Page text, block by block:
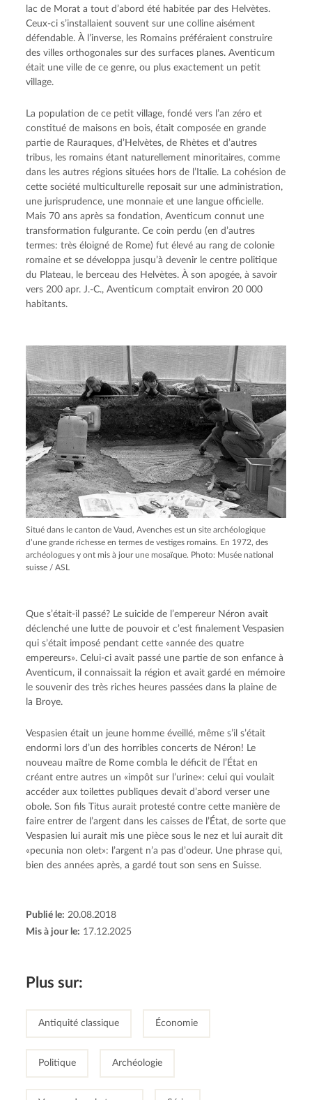
lac de Morat a tout d’abord été habitée par des Helvètes.
Ceux-ci s’installaient souvent sur une colline aisément
défendable. À l’inverse, les Romains préféraient construire
des villes orthogonales sur des surfaces planes. Aventicum
était une ville de ce genre, ou plus exactement un petit
village.
La population de ce petit village, fondé vers l’an zéro et
constitué de maisons en bois, était composée en grande
partie de Rauraques, d’Helvètes, de Rhètes et d’autres
tribus, les romains étant naturellement minoritaires, comme
dans les autres régions situées hors de l’Italie. La cohésion de
cette société multiculturelle reposait sur une administration,
une jurisprudence, une monnaie et une langue officielle.
Mais 70 ans après sa fondation, Aventicum connut une
transformation fulgurante. Ce coin perdu (en d’autres
termes: très éloigné de Rome) fut élevé au rang de colonie
romaine et se développa jusqu’à devenir le centre politique
du Plateau, le berceau des Helvètes. À son apogée, à savoir
vers 200 apr. J.-C., Aventicum comptait environ 20 000
habitants.
Situé dans le canton de Vaud, Avenches est un site archéologique
d’une grande richesse en termes de vestiges romains. En 1972, des
archéologues y ont mis à jour une mosaïque. Photo: Musée national
suisse / ASL
Que s’était-il passé? Le suicide de l’empereur Néron avait
déclenché une lutte de pouvoir et c’est finalement Vespasien
qui s’était imposé pendant cette «année des quatre
empereurs». Celui-ci avait passé une partie de son enfance à
Aventicum, il connaissait la région et avait gardé en mémoire
le souvenir des très riches heures passées dans la plaine de
la Broye.
Vespasien était un jeune homme éveillé, même s’il s’était
endormi lors d’un des horribles concerts de Néron! Le
nouveau maître de Rome combla le déficit de l’État en
créant entre autres un «impôt sur l’urine»: celui qui voulait
accéder aux toilettes publiques devait d’abord verser une
obole. Son fils Titus aurait protesté contre cette manière de
faire entrer de l’argent dans les caisses de l’État, de sorte que
Vespasien lui aurait mis une pièce sous le nez et lui aurait dit
«pecunia non olet»: l’argent n’a pas d’odeur. Une phrase qui,
bien des années après, a gardé tout son sens en Suisse.
Publié le: 20.08.2018
Mis à jour le: 17.12.2025
Plus sur:
Antiquité classique Économie
Politique Archéologie